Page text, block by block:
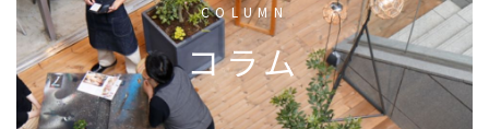
COLUMN
コラム